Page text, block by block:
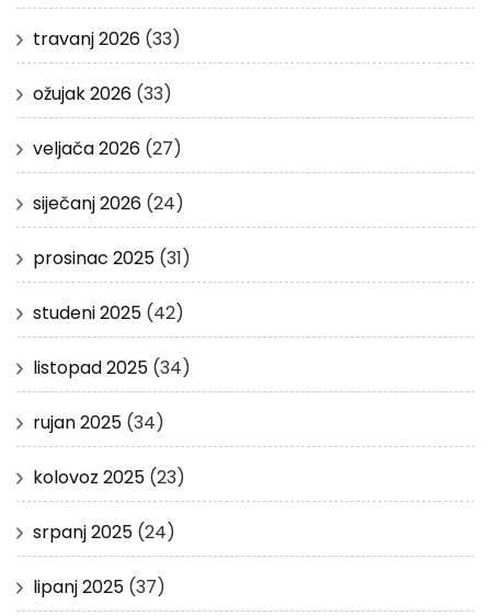
travanj 2026 (33)
ožujak 2026 (33)
veljača 2026 (27)
siječanj 2026 (24)
prosinac 2025 (31)
studeni 2025 (42)
listopad 2025 (34)
rujan 2025 (34)
kolovoz 2025 (23)
srpanj 2025 (24)
lipanj 2025 (37)